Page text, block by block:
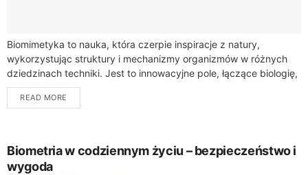
Biomimetyka to nauka, która czerpie inspiracje z natury,
wykorzystując struktury i mechanizmy organizmów w różnych
dziedzinach techniki. Jest to innowacyjne pole, łączące biologię,
inżynierię i technologię. Przykłady zastosowań biomimetyki są...
READ MORE
Biometria w codziennym życiu – bezpieczeństwo i
wygoda